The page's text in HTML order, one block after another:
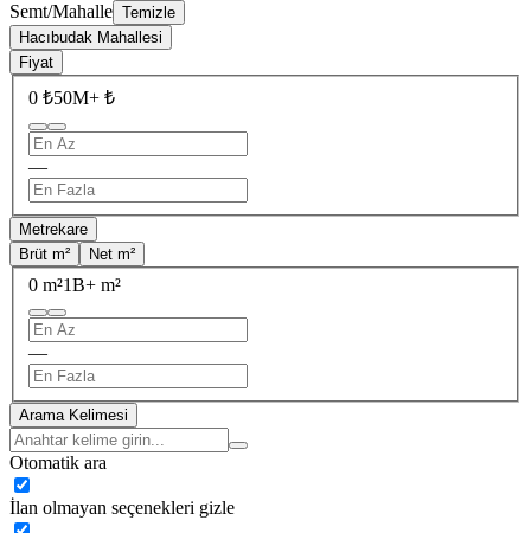
Semt/Mahalle Temizle
Hacıbudak Mahallesi
Fiyat
0 ₺50M+ ₺
—
Metrekare
Brüt m²
Net m²
0 m²1B+ m²
—
Arama Kelimesi
Otomatik ara
İlan olmayan seçenekleri gizle